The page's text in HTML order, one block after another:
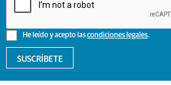
He leído y acepto lascondiciones legales.
SUSCRÍBETE